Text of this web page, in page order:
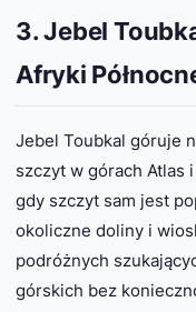
3. Jebel
Afryki
Jebel Toubkal góruje
szczyt w górach Atlas
gdy szczyt sam jest
okoliczne doliny i
podróżnych
górskich bez